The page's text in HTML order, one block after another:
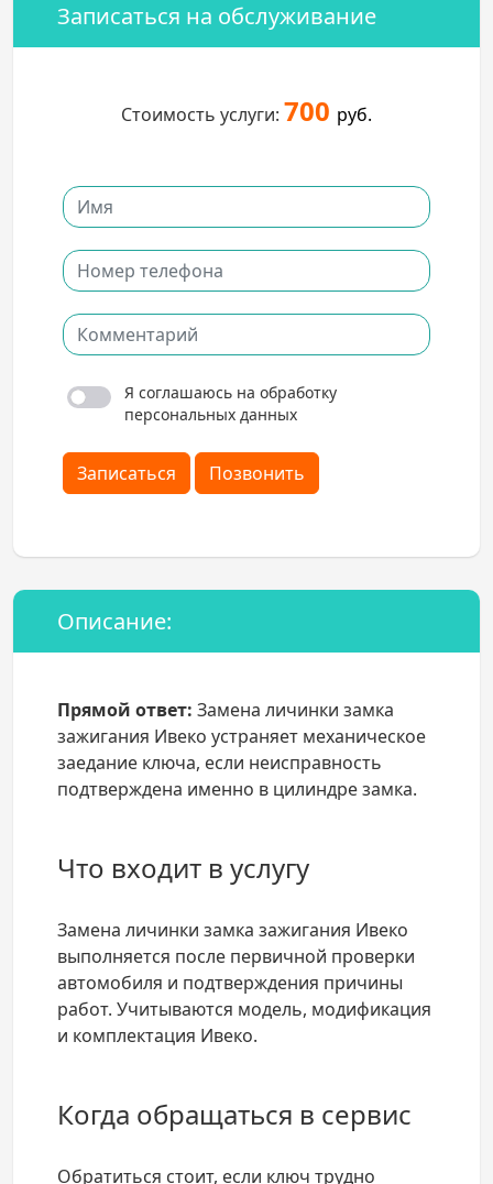
Записаться на обслуживание
Стоимость услуги: 700 руб.
Я соглашаюсь на обработку
персональных данных
Записаться Позвонить
Описание:
Прямой ответ: Замена личинки замка
зажигания Ивеко устраняет механическое
заедание ключа, если неисправность
подтверждена именно в цилиндре замка.
Что входит в услугу
Замена личинки замка зажигания Ивеко
выполняется после первичной проверки
автомобиля и подтверждения причины
работ. Учитываются модель, модификация
и комплектация Ивеко.
Когда обращаться в сервис
Обратиться стоит, если ключ трудно